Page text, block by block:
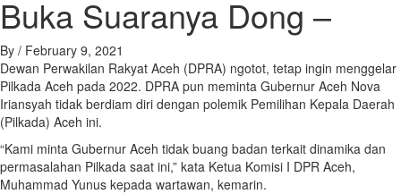
Buka Suaranya Dong –
By / February 9, 2021
Dewan Perwakilan Rakyat Aceh (DPRA) ngotot, tetap ingin menggelar
Pilkada Aceh pada 2022. DPRA pun meminta Gubernur Aceh Nova
Iriansyah tidak berdiam diri dengan polemik Pemilihan Kepala Daerah
(Pilkada) Aceh ini.
“Kami minta Gubernur Aceh tidak buang badan terkait dinamika dan
permasalahan Pilkada saat ini,” kata Ketua Komisi I DPR Aceh,
Muhammad Yunus kepada wartawan, kemarin.